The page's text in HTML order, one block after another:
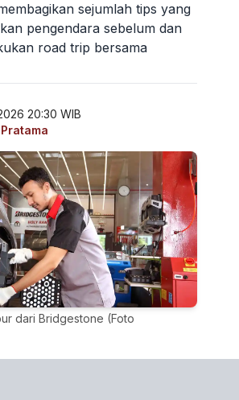
sejumlah tips yang
pengendara sebelum dan
road trip bersama
20:30 WIB
dari Bridgestone (Foto